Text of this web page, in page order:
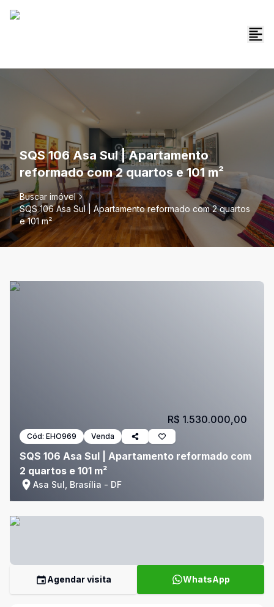
SQS 106 Asa Sul | Apartamento
reformado com 2 quartos e 101 m²
Buscar imóvel
SQS 106 Asa Sul | Apartamento reformado com 2 quartos
e 101 m²
Cód: EHO969 Venda
SQS 106 Asa Sul | Apartamento reformado com
2 quartos e 101 m²
Asa Sul, Brasília - DF
R$ 1.530.000,00
Agendar visita WhatsApp